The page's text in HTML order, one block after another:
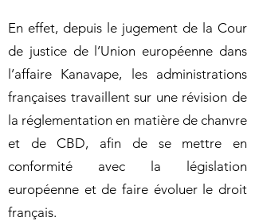
En effet, depuis le jugement de la Cour
de justice de l’Union européenne dans
l’affaire Kanavape, les administrations
françaises travaillent sur une révision de
la réglementation en matière de chanvre
et de CBD, afin de se mettre en
conformité avec la législation
européenne et de faire évoluer le droit
français.